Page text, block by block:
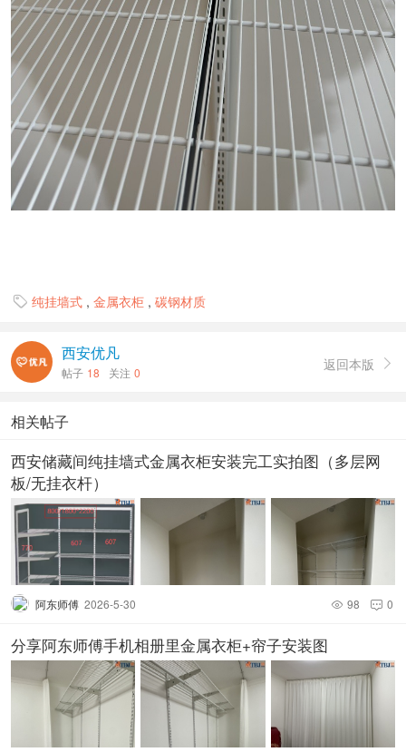
 纯挂墙式 , 金属衣柜 , 碳钢材质
西安优凡
帖子 18 关注 0 返回本版 
相关帖子
西安储藏间纯挂墙式金属衣柜安装完工实拍图（多层网
板/无挂衣杆）
阿东师傅 2026-5-30  0
 98
分享阿东师傅手机相册里金属衣柜+帘子安装图